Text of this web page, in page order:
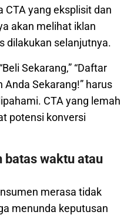
CTA yang eksplisit dan
akan melihat iklan
dilakukan selanjutnya.
Sekarang,” “Daftar
Anda Sekarang!” harus
CTA yang lemah
potensi konversi
waktu atau
merasa tidak
menunda keputusan